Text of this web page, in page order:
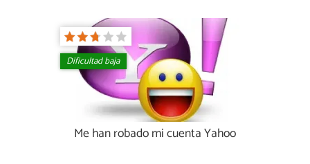
Dificultad baja
Me han robado mi cuenta Yahoo